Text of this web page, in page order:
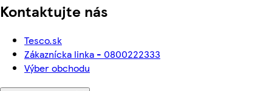
Kontaktujte nás
Tesco.sk
Zákaznícka linka - 0800222333
Výber obchodu